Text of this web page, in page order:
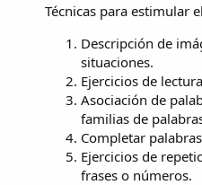
Técnicas para estimular
Descripción de
situaciones.
Ejercicios de
Asociación de
familias de
Completar
Ejercicios de
frases o números.